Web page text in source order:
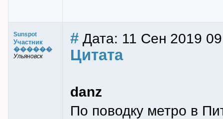
Sunspot
Участник
������
Ульяновск
# Дата: 11 Сен 2019
Цитата
danz
По поводку метро в